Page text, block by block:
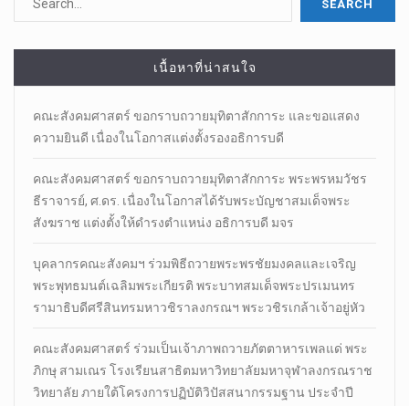
เนื้อหาที่น่าสนใจ
คณะสังคมศาสตร์ ขอกราบถวายมุทิตาสักการะ และขอแสดง
ความยินดี เนื่องในโอกาสแต่งตั้งรองอธิการบดี
คณะสังคมศาสตร์ ขอกราบถวายมุทิตาสักการะ พระพรหมวัชร
ธีราจารย์, ศ.ดร. เนื่องในโอกาสได้รับพระบัญชาสมเด็จพระ
สังฆราช แต่งตั้งให้ดำรงตำแหน่ง อธิการบดี มจร
บุคลากรคณะสังคมฯ ร่วมพิธีถวายพระพรชัยมงคลและเจริญ
พระพุทธมนต์เฉลิมพระเกียรติ พระบาทสมเด็จพระปรเมนทร
รามาธิบดีศรีสินทรมหาวชิราลงกรณฯ พระวชิรเกล้าเจ้าอยู่หัว
คณะสังคมศาสตร์ ร่วมเป็นเจ้าภาพถวายภัตตาหารเพลแด่ พระ
ภิกษุ สามเณร โรงเรียนสาธิตมหาวิทยาลัยมหาจุฬาลงกรณราช
วิทยาลัย ภายใต้โครงการปฏิบัติวิปัสสนากรรมฐาน ประจำปี